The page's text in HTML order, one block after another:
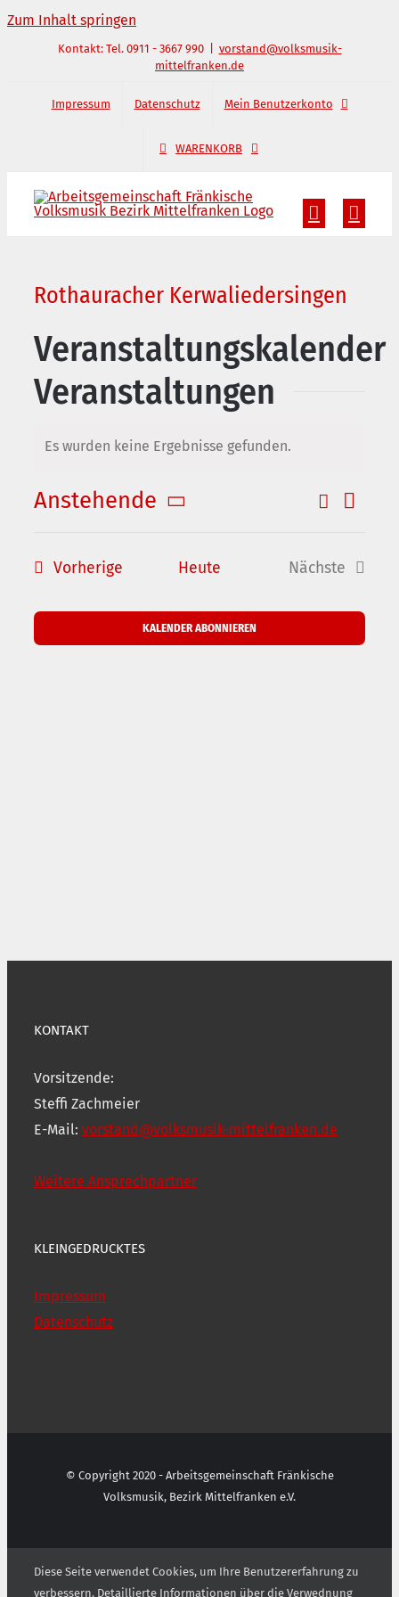
Zum Inhalt springen
Kontakt: Tel. 0911 - 3667 990
vorstand@volksmusik-
mittelfranken.de
Impressum Datenschutz Mein Benutzerkonto
WARENKORB
Rothauracher Kerwaliedersingen
Veranstaltungskalender
Veranstaltungen
Es wurden keine Ergebnisse gefunden.
und
Suche
Anstehende
VorherigeVeranstaltungen
Heute
Nächste
KALENDER ABONNIEREN
KONTAKT
Vorsitzende:
Steffi Zachmeier
E-Mail: vorstand@volksmusik-mittelfranken.de
Weitere Ansprechpartner
KLEINGEDRUCKTES
Impressum
Datenschutz
© Copyright 2020 - Arbeitsgemeinschaft Fränkische
Volksmusik, Bezirk Mittelfranken e.V.
Diese Seite verwendet Cookies, um Ihre Benutzererfahrung zu
verbessern. Detaillierte Informationen über die Verwednung